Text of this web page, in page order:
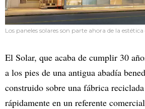
Los paneles solares son parte ahora de la
El Solar, que acaba de cumplir 30
a los pies de una antigua abadía
construido sobre una fábrica
rápidamente en un referente